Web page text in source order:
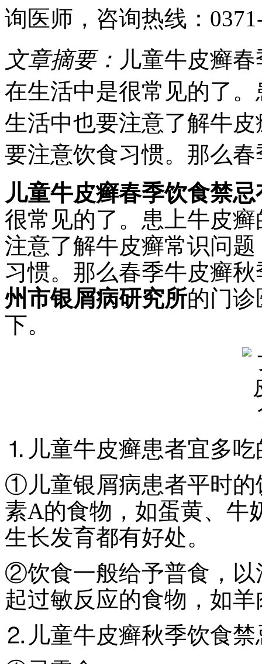
询医师 ，咨询热线：
文章摘要： 儿童牛皮癣
在生活中是很常见的了
生活中也要注意了解牛
要注意饮食习惯。那么春
儿童牛皮癣春季饮食禁
很常见的了。患上牛皮
注意了解牛皮癣常识问
习惯。那么春季牛皮癣
州市银屑病研究所的门
下。
⒈儿童牛皮癣患者宜多吃
①儿童银屑病患者平时的
素A的食物，如蛋黄、牛
生长发育都有好处。
②饮食一般给予普食，以
起过敏反应的食物，如
⒉儿童牛皮癣秋季饮食禁